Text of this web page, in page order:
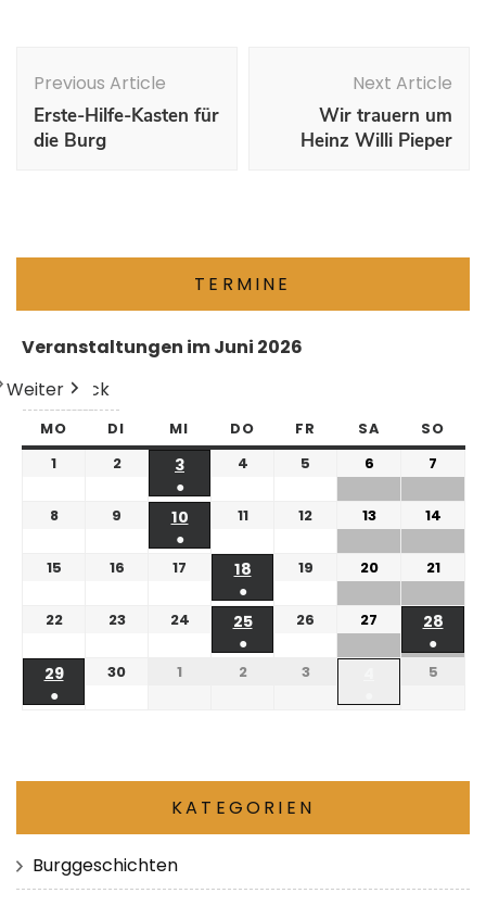
Previous Article
Erste-Hilfe-Kasten für
die Burg
Next Article
Wir trauern um
Heinz Willi Pieper
TERMINE
Veranstaltungen im Juni 2026
Zurück
Heute
Weiter
MO DI MI DO FR SA SO
1 2
3
●
4 5 6 7
8 9
10
●
11 12 13 14
15 16 17
18
●
19 20 21
22 23 24
25
●
26 27
28
●
29
●
30 1 2 3 5
KATEGORIEN
Burggeschichten